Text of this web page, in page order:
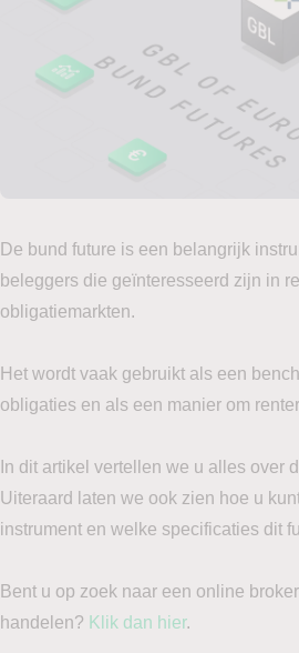
De bund future is een belangrijk
beleggers die geïnteresseerd zijn in
obligatiemarkten.
Het wordt vaak gebruikt als een
obligaties en als een manier om
In dit artikel vertellen we u alles over
Uiteraard laten we ook zien hoe u
instrument en welke specificaties dit
Bent u op zoek naar een online
handelen? Klik dan hier.